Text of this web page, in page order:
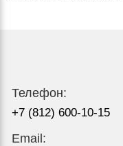
Телефон:
+7 (812) 600-10-15
Email: